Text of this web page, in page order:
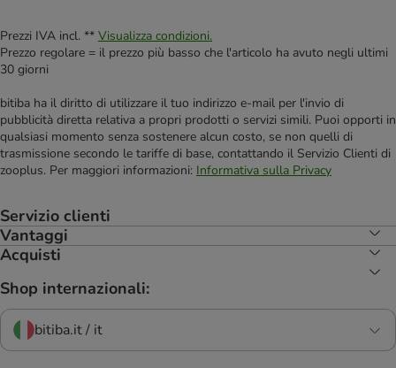
Prezzi IVA incl. ** Visualizza condizioni.
Prezzo regolare = il prezzo più basso che l'articolo ha avuto negli ultimi
30 giorni
bitiba ha il diritto di utilizzare il tuo indirizzo e-mail per l'invio di
pubblicità diretta relativa a propri prodotti o servizi simili. Puoi opporti in
qualsiasi momento senza sostenere alcun costo, se non quelli di
trasmissione secondo le tariffe di base, contattando il Servizio Clienti di
zooplus. Per maggiori informazioni: Informativa sulla Privacy
Servizio clienti
Vantaggi
Acquisti
Shop internazionali:
bitiba.it / it